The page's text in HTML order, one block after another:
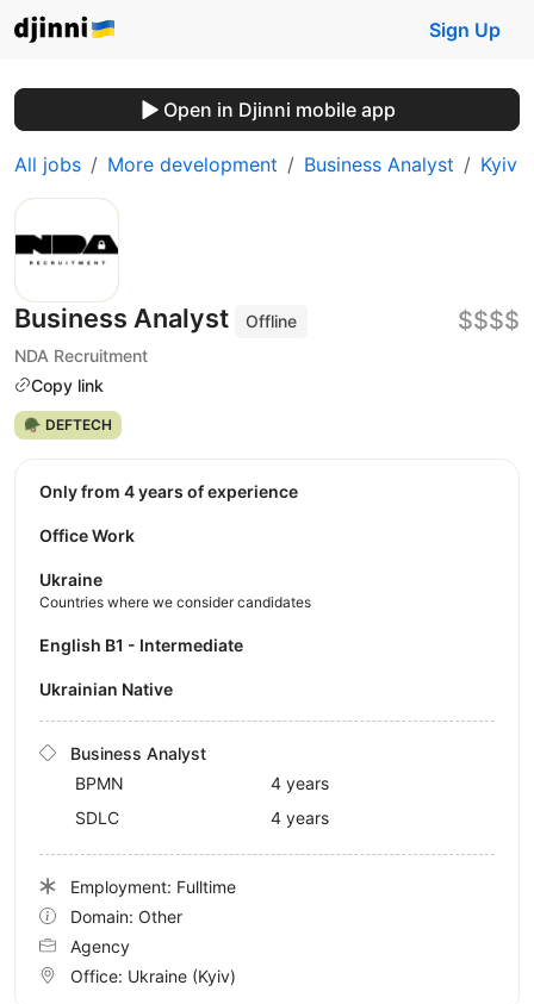
Sign Up
Open in Djinni mobile app
All jobs More development Business Analyst Kyiv
Business Analyst
Offline
NDA Recruitment
Copy link
$$$$
🪖 DEFTECH
Only from 4 years of experience
Office Work
Ukraine
Countries where we consider candidates
English B1 - Intermediate
Ukrainian Native
Business Analyst
BPMN
4 years
SDLC
4 years
Employment: Fulltime
Domain: Other
Agency
Office: Ukraine (Kyiv)